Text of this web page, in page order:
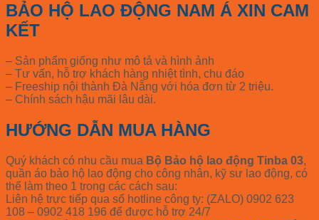
BẢO HỘ LAO ĐỘNG NAM Á XIN CAM
KẾT
– Sản phẩm giống như mô tả và hình ảnh
– Tư vấn, hỗ trợ khách hàng nhiệt tình, chu đáo
– Freeship nội thành Đà Nẵng với hóa đơn từ 2 triệu.
– Chính sách hậu mãi lâu dài.
HƯỚNG DẪN MUA HÀNG
Quý khách có nhu cầu mua Bộ Bảo hộ lao động Tinba 03,
quần áo bảo hộ lao động cho công nhân, kỹ sư lao động, có
thể làm theo 1 trong các cách sau:
Liên hệ trực tiếp qua số hotline công ty: (ZALO) 0902 623
108 – 0902 418 196 để được hỗ trợ 24/7